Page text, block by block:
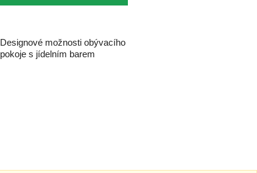
Designové možnosti obývacího
pokoje s jídelním barem